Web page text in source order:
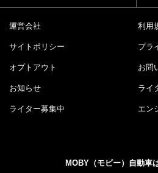
運営会社 利用
サイトポリシー プラ
オプトアウト お問
お知らせ ライ
ライター募集中 エン
MOBY（モビー）自動車